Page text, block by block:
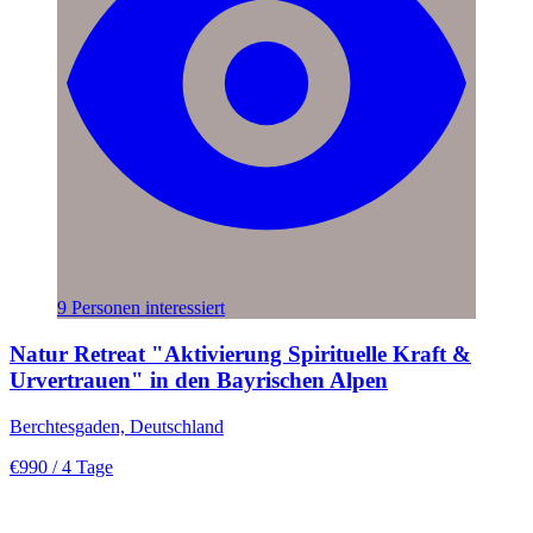
9 Personen interessiert
Natur Retreat "Aktivierung Spirituelle Kraft &
Urvertrauen" in den Bayrischen Alpen
Berchtesgaden, Deutschland
€990 / 4 Tage